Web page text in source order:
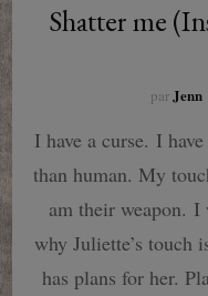
Shatter me
parJenn
I have a curse. I
than human. My
am their weapon.
why Juliette’s touch
has plans for her.